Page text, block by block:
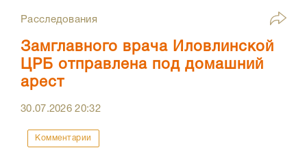
Расследования
Замглавного врача Иловлинской
ЦРБ отправлена под домашний
арест
30.07.202620:32
Комментарии